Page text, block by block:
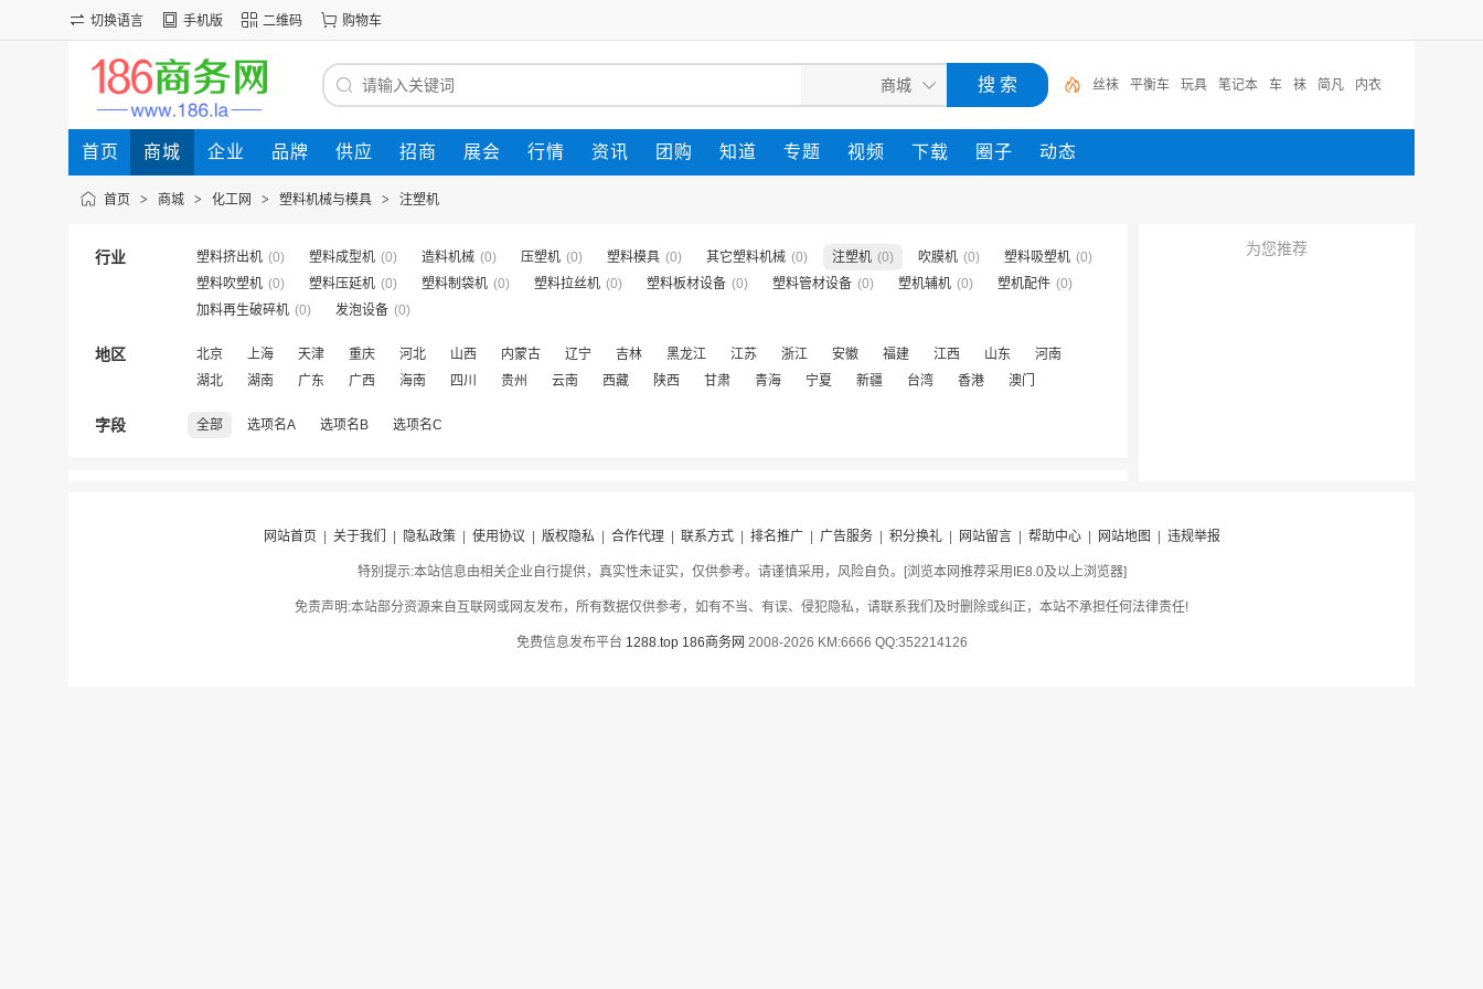
切换语言 手机版 二维码 购物车
丝袜 平衡车 玩具 笔记本 车 袜 简凡 内衣
首页 商城 企业 品牌 供应 招商 展会 行情 资讯 团购 知道 专题 视频 下载 圈子 动态
首页 > 商城 > 化工网 > 塑料机械与模具 > 注塑机
行业 塑料挤出机 (0) 塑料成型机 (0) 造料机械 (0) 压塑机 (0) 塑料模具 (0) 其它塑料机械 (0) 注塑机 (0) 吹膜机 (0) 塑料吸塑机 (0)
塑料吹塑机 (0) 塑料压延机 (0) 塑料制袋机 (0) 塑料拉丝机 (0) 塑料板材设备 (0) 塑料管材设备 (0) 塑机辅机 (0) 塑机配件 (0)
加料再生破碎机 (0) 发泡设备 (0)
地区 北京 上海 天津 重庆 河北 山西 内蒙古 辽宁 吉林 黑龙江 江苏 浙江 安徽 福建 江西 山东
河南
湖北
湖南 广东 广西 海南 四川 贵州 云南 西藏 陕西 甘肃 青海 宁夏 新疆 台湾 香港 澳门
字段 全部 选项名A 选项名B 选项名C
为您推荐
网站首页 关于我们 隐私政策| 使用协议 版权隐私| 合作代理| 联系方式| 排名推广| 广告服务| 积分换礼| 网站留言| 帮助中心| 网站地图 违规举报
特别提示:本站信息由相关企业自行提供，真实性未证实，仅供参考。请谨慎采用，风险自负。[浏览本网推荐采用IE8.0及以上浏览器]
免责声明:本站部分资源来自互联网或网友发布，所有数据仅供参考，如有不当、有误、侵犯隐私，请联系我们及时删除或纠正，本站不承担任何法律责任!
免费信息发布平台 1288.top 186商务网 2008-2026 KM:6666 QQ:352214126